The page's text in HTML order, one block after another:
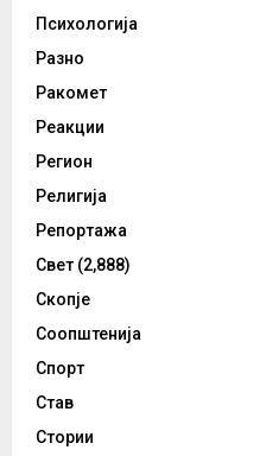
Психологија
Разно
Ракомет
Реакции
Регион
Религија
Репортажа
Свет (2,888)
Скопје
Соопштенија
Спорт
Став
Стории